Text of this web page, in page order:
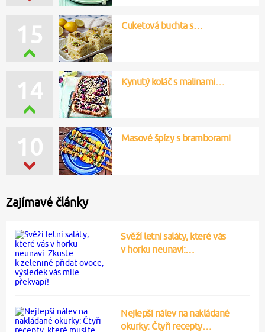
15 Cuketová buchta s…
14 Kynutý koláč s malinami…
10 Masové špízy s bramborami
Zajímavé články
Svěží letní saláty, které vás
v horku neunaví:…
Nejlepší nálev na nakládané
okurky: Čtyři recepty…